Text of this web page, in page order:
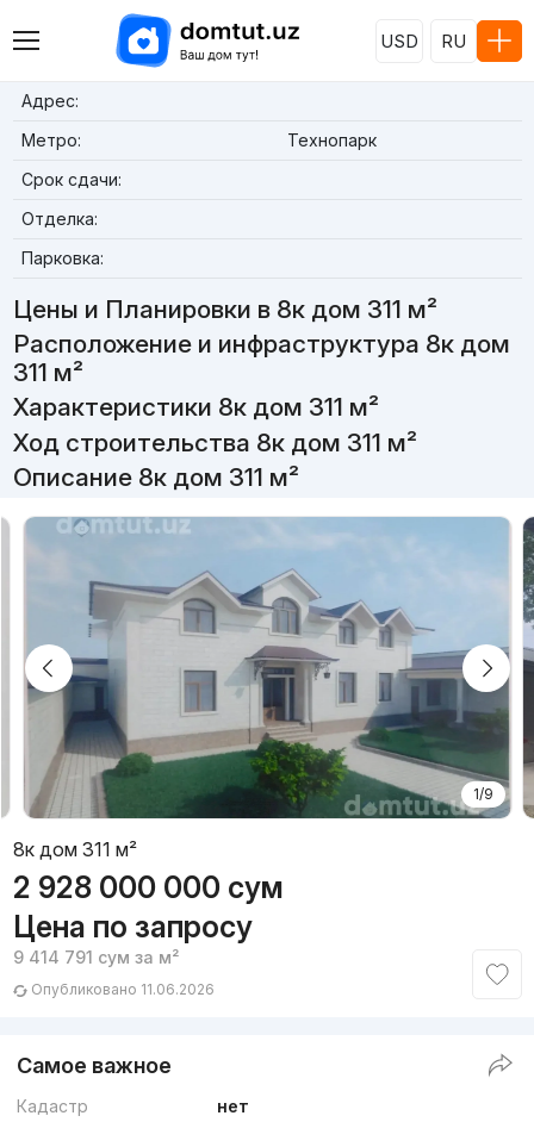
USD RU
Адрес:
Метро:
Технопарк
Срок сдачи:
Отделка:
Парковка:
Цены и Планировки в 8к дом 311 м²
Расположение и инфраструктура 8к дом
311 м²
Характеристики 8к дом 311 м²
Ход строительства 8к дом 311 м²
Описание 8к дом 311 м²
1/9
8к дом 311 м²
2 928 000 000 сум
Цена по запросу
9 414 791 сум за м²
Опубликовано 11.06.2026
Самое важное
Кадастр
нет